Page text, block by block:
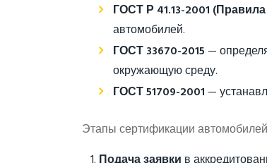
ГОСТ Р 41.13-2001
автомобилей.
ГОСТ 33670-2015 —
окружающую среду.
ГОСТ 51709-2001 —
Этапы сертификации